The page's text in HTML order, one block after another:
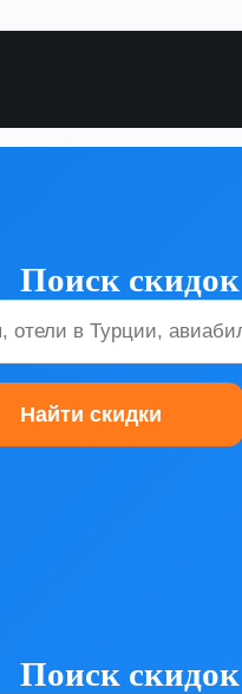
Поиск
Поиск